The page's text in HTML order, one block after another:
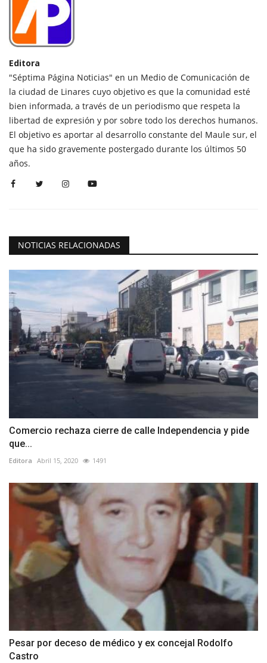
Editora
"Séptima Página Noticias" en un Medio de Comunicación de
la ciudad de Linares cuyo objetivo es que la comunidad esté
bien informada, a través de un periodismo que respeta la
libertad de expresión y por sobre todo los derechos humanos.
El objetivo es aportar al desarrollo constante del Maule sur, el
que ha sido gravemente postergado durante los últimos 50
años.
NOTICIAS RELACIONADAS
Comercio rechaza cierre de calle Independencia y pide
que...
Editora Abril 15, 2020 1491
Pesar por deceso de médico y ex concejal Rodolfo
Castro